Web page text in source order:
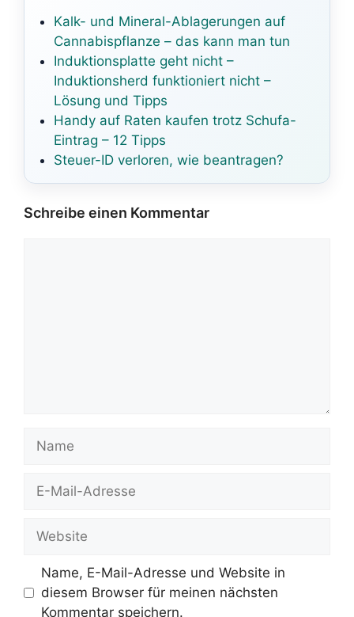
Kalk- und Mineral-Ablagerungen auf
Cannabispflanze – das kann man tun
Induktionsplatte geht nicht –
Induktionsherd funktioniert nicht –
Lösung und Tipps
Handy auf Raten kaufen trotz Schufa-
Eintrag – 12 Tipps
Steuer-ID verloren, wie beantragen?
Schreibe einen Kommentar
Mail-
Name, E-Mail-Adresse und Website in
diesem Browser für meinen nächsten
Kommentar speichern.